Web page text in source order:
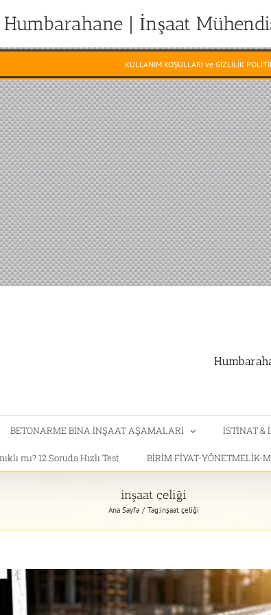
Humbarahane | İnşaat
KULLANIM KOŞULLARI ve GİZLİLİK
BETONARME BİNA İNŞAAT AŞAMALARI İSTİNAT &
mı? 12 Soruda Hızlı Test BİRİM FİYAT-YÖNETMELİK-
inşaat çeliği
Ana Sayfa Tag:inşaat çeliği